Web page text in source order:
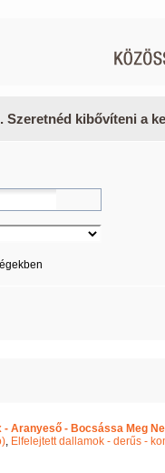
Szeretnéd kibővíteni a
- Aranyeső - Bocsássa Meg
, Elfelejtett dallamok - derűs -